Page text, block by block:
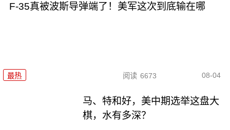
F-35真被波斯导弹端了！美军这次到底输在哪
最热 阅读 6673 08-04
马、特和好，美中期选举这盘大
棋，水有多深？